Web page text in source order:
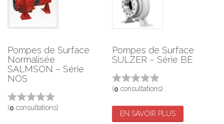
Pompes de Surface
Normalisée
SALMSON – Série
NOS
(0 consultations)
Pompes de Surface
SULZER – Série BE
(0 consultations)
EN SAVOIR PLUS